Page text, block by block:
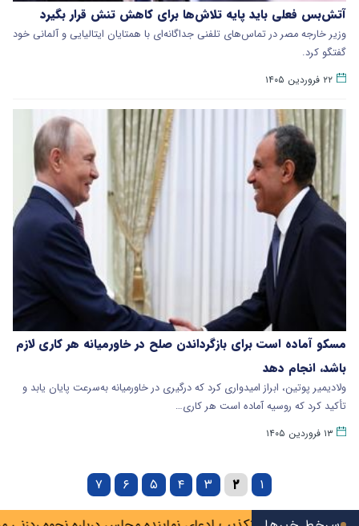
آتش‌بس فعلی باید پایه تلاش‌ها برای کاهش تنش قرار بگیرد
وزیر خارجه مصر در تماس‌های تلفنی جداگانه‌ای با همتایان ایتالیایی و آلمانی خود
گفتگو کرد.
۲۲ فروردین ۱۴۰۵
مسکو آماده است برای بازگرداندن صلح در خاورمیانه هر کاری لازم
باشد، انجام دهد
ولادیمیر پوتین، ابراز امیدواری کرد که درگیری در خاورمیانه به‌سرعت پایان یابد و
تأکید کرد که روسیه آماده است هر کاری…
۱۳ فروردین ۱۴۰۵
۱ ۲ ۳ ۴ ۵ ۶ ۷